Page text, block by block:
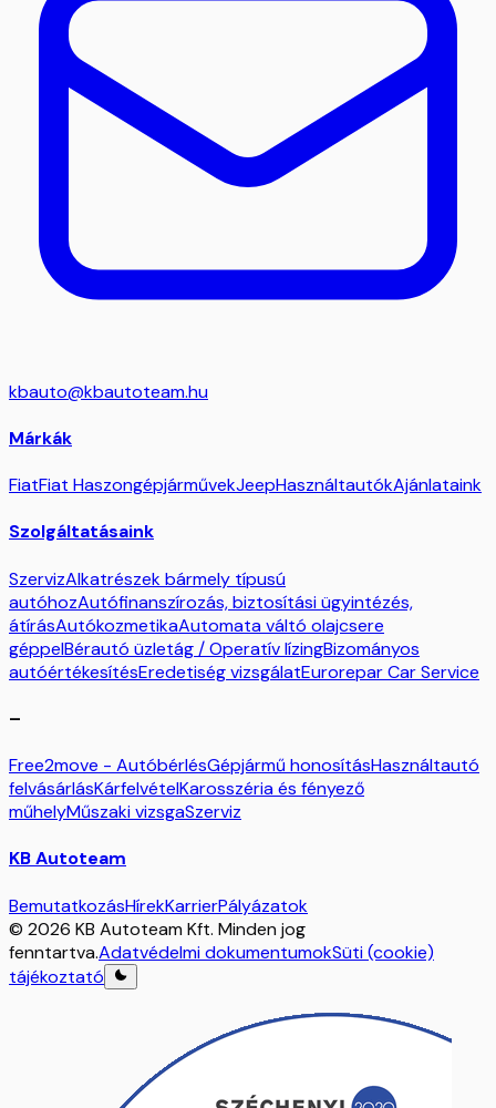
kbauto@kbautoteam.hu
Márkák
FiatFiat HaszongépjárművekJeepHasználtautókAjánlataink
Szolgáltatásaink
SzervizAlkatrészek bármely típusú
autóhozAutófinanszírozás, biztosítási ügyintézés,
átírásAutókozmetikaAutomata váltó olajcsere
géppelBérautó üzletág / Operatív lízingBizományos
autóértékesítésEredetiség vizsgálatEurorepar Car Service
–
Free2move - AutóbérlésGépjármű honosításHasználtautó
felvásárlásKárfelvételKarosszéria és fényező
műhelyMűszaki vizsgaSzerviz
KB Autoteam
BemutatkozásHírekKarrierPályázatok
© 2026 KB Autoteam Kft. Minden jog
fenntartva.Adatvédelmi dokumentumokSüti (cookie)
tájékoztató